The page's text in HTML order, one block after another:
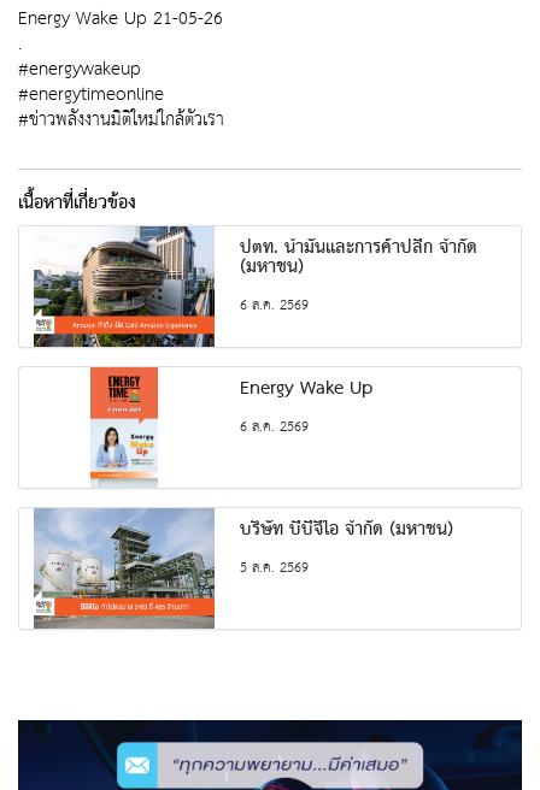
Energy Wake Up 21-05-26
.
#energywakeup
#energytimeonline
#ข่าวพลังงานมิติใหม่ใกล้ตัวเรา
เนื้อหาที่เกี่ยวข้อง
ปตท. น้ำมันและการค้าปลีก จำกัด
(มหาชน)
6 ส.ค. 2569
Energy Wake Up
6 ส.ค. 2569
บริษัท บีบีจีไอ จำกัด (มหาชน)
5 ส.ค. 2569